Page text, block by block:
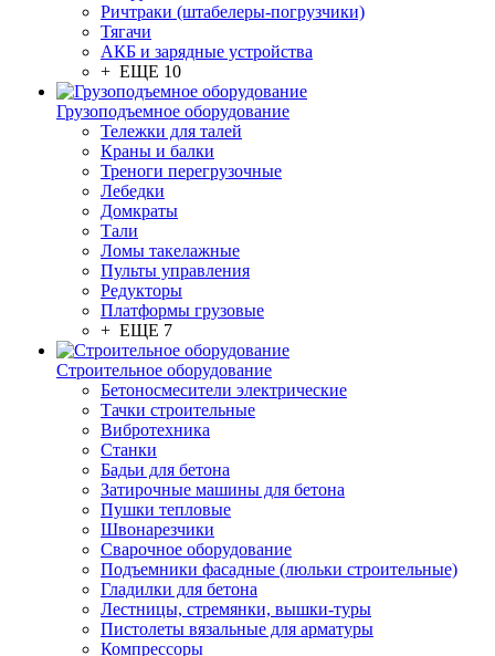
Ричтраки (штабелеры-погрузчики)
Тягачи
АКБ и зарядные устройства
+ ЕЩЕ 10
Грузоподъемное оборудование
Тележки для талей
Краны и балки
Треноги перегрузочные
Лебедки
Домкраты
Тали
Ломы такелажные
Пульты управления
Редукторы
Платформы грузовые
+ ЕЩЕ 7
Строительное оборудование
Бетоносмесители электрические
Тачки строительные
Вибротехника
Станки
Бадьи для бетона
Затирочные машины для бетона
Пушки тепловые
Швонарезчики
Сварочное оборудование
Подъемники фасадные (люльки строительные)
Гладилки для бетона
Лестницы, стремянки, вышки-туры
Пистолеты вязальные для арматуры
Компрессоры